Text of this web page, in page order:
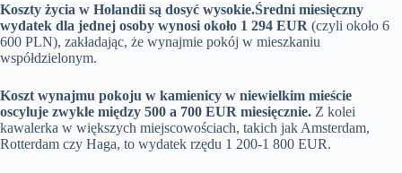
Koszty życia w Holandii są dosyć wysokie.Średni miesięczny
wydatek dla jednej osoby wynosi około 1 294 EUR (czyli około 6
600 PLN), zakładając, że wynajmie pokój w mieszkaniu
współdzielonym.
Koszt wynajmu pokoju w kamienicy w niewielkim mieście
oscyluje zwykle między 500 a 700 EUR miesięcznie. Z kolei
kawalerka w większych miejscowościach, takich jak Amsterdam,
Rotterdam czy Haga, to wydatek rzędu 1 200-1 800 EUR.